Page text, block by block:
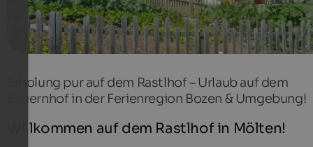
Erholung pur auf dem Rastlhof – Urlaub auf dem
Bauernhof in der Ferienregion Bozen & Umgebung!
Willkommen auf dem Rastlhof in Mölten!